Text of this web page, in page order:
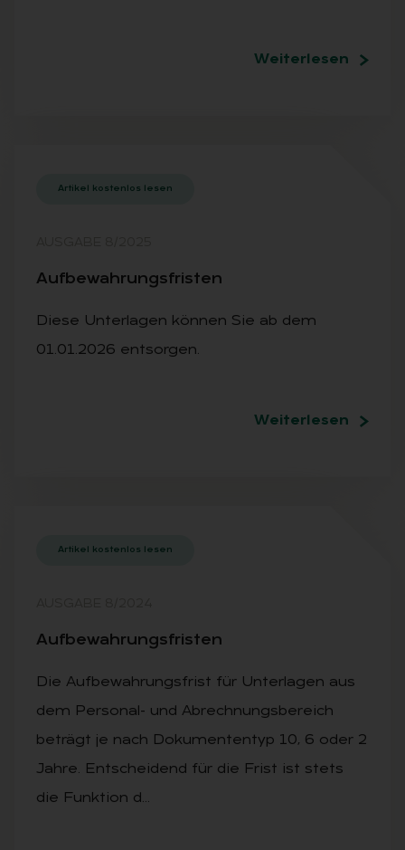
Weiterlesen
Artikel kostenlos lesen
Auf­be­wah­rungs­fris­ten
Diese Unterlagen können Sie ab dem
01.01.2026 entsorgen.
Weiterlesen
Artikel kostenlos lesen
Auf­be­wah­rungs­fris­ten
Die Aufbewahrungsfrist für Unterlagen aus
dem Personal- und Abrechnungsbereich
beträgt je nach Dokumententyp 10, 6 oder 2
Jahre. Entscheidend für die Frist ist stets
die Funktion d…